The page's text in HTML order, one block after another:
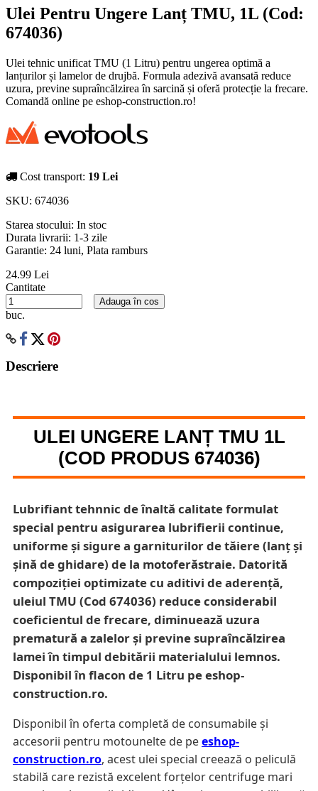
Ulei Pentru Ungere Lanț TMU, 1L (Cod:
674036)
Ulei tehnic unificat TMU (1 Litru) pentru ungerea optimă a
lanțurilor și lamelor de drujbă. Formula adezivă avansată reduce
uzura, previne supraîncălzirea în sarcină și oferă protecție la frecare.
Comandă online pe eshop-construction.ro!
Cost transport: 19 Lei
SKU: 674036
Starea stocului: In stoc
Durata livrarii: 1-3 zile
Garantie: 24 luni, Plata ramburs
24.99 Lei
Cantitate
buc.
Adauga în cos
Descriere
ULEI UNGERE LANȚ TMU 1L
(COD PRODUS 674036)
Lubrifiant tehnnic de înaltă calitate formulat
special pentru asigurarea lubrifierii continue,
uniforme și sigure a garniturilor de tăiere (lanț și
șină de ghidare) de la motoferăstraie. Datorită
compoziției optimizate cu aditivi de aderență,
uleiul TMU (Cod 674036) reduce considerabil
coeficientul de frecare, diminuează uzura
prematură a zalelor și previne supraîncălzirea
lamei în timpul debitării materialului lemnos.
Disponibil în flacon de 1 Litru pe eshop-
construction.ro.
Disponibil în oferta completă de consumabile și
accesorii pentru motounelte de peeshop-
construction.ro, acest ulei special creează o peliculă
stabilă care rezistă excelent forțelor centrifuge mari